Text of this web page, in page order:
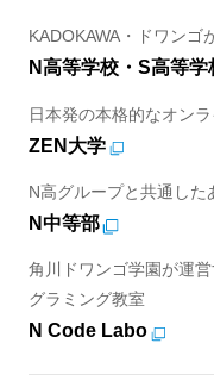
KADOKAWA・ドワンゴ
N高等学校・S高等
日本発の本格的なオン
ZEN大学
N高グループと共通した
N中等部
角川ドワンゴ学園が運
グラミング教室
N Code Labo